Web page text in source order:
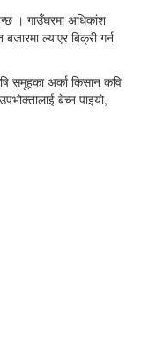
। गाउँघरमा अधिकांश
ल्याएर बिक्री गर्न
समूहका अर्का किसान कवि
बेच्न पाइयो,